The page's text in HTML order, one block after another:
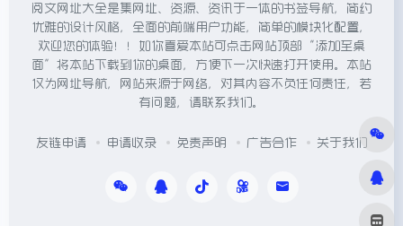
阅文网址大全是集网址、资源、资讯于一体的书签导航，简约
优雅的设计风格，全面的前端用户功能，简单的模块化配置，
欢迎您的体验！！如你喜爱本站可点击网站顶部“添加至桌
面”将本站下载到你的桌面，方便下一次快速打开使用。本站
仅为网址导航，网站来源于网络，对其内容不负任何责任，若
有问题，请联系我们。
友链申请 申请收录 免责声明 广告合作 关于我们